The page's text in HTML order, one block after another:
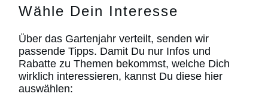
Wähle Dein Interesse
Über das Gartenjahr verteilt, senden wir
passende Tipps. Damit Du nur Infos und
Rabatte zu Themen bekommst, welche Dich
wirklich interessieren, kannst Du diese hier
auswählen: